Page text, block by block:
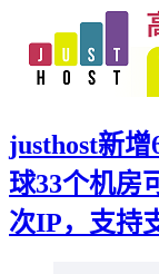
justhost新
球33个机房
次IP，支持